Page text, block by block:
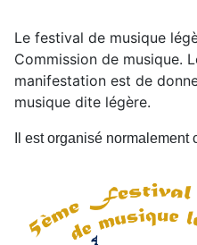
Le festival de musique
Commission de musique.
manifestation est de
musique dite légère.
Il est organisé normalement